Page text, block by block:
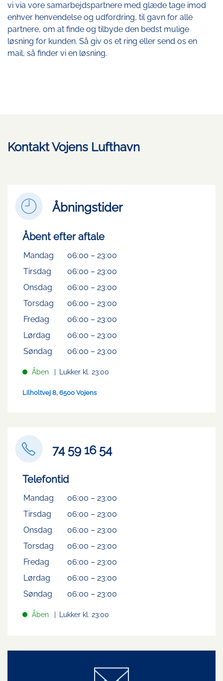
vi via vore samarbejdspartnere med glæde tage imod
enhver henvendelse og udfordring, til gavn for alle
partnere, om at finde og tilbyde den bedst mulige
løsning for kunden. Så giv os et ring eller send os en
mail, så finder vi en løsning.
Kontakt Vojens Lufthavn
Åbningstider
Åbent efter aftale
Mandag 06:00 – 23:00
Tirsdag
06:00 – 23:00
Onsdag
06:00 – 23:00
Torsdag
06:00 – 23:00
Fredag
06:00 – 23:00
Lørdag
06:00 – 23:00
Søndag
06:00 – 23:00
Åben Lukker kl. 23:00
Lilholtvej 8, 6500 Vojens
74 59 16 54
Telefontid
Mandag 06:00 – 23:00
Tirsdag
06:00 – 23:00
Onsdag
06:00 – 23:00
Torsdag
06:00 – 23:00
Fredag
06:00 – 23:00
Lørdag
06:00 – 23:00
Søndag
06:00 – 23:00
Åben Lukker kl. 23:00